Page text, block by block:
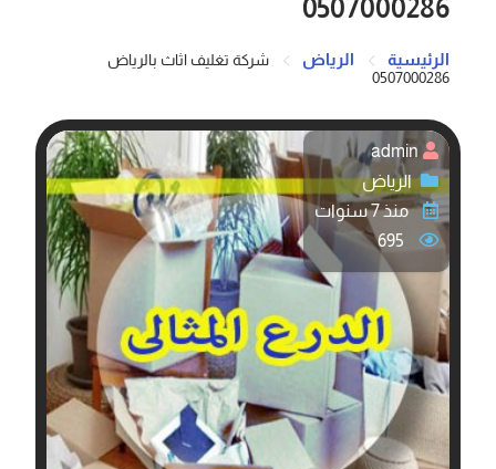
0507000286
الرئيسية الرياض
شركة تغليف اثاث بالرياض
0507000286
admin
الرياض
منذ 7 سنوات